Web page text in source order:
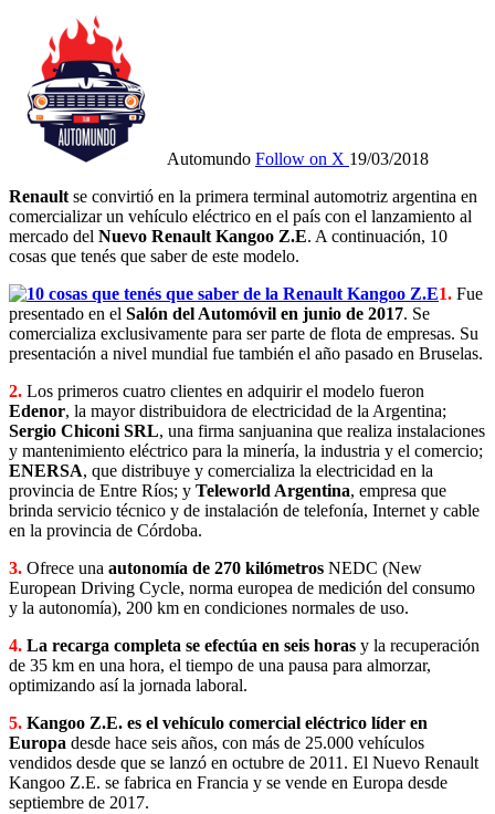
Automundo Follow on X 19/03/2018
Renault se convirtió en la primera terminal automotriz argentina en
comercializar un vehículo eléctrico en el país con el lanzamiento al
mercado del Nuevo Renault Kangoo Z.E. A continuación, 10
cosas que tenés que saber de este modelo.
1. Fue
presentado en el Salón del Automóvil en junio de 2017. Se
comercializa exclusivamente para ser parte de flota de empresas. Su
presentación a nivel mundial fue también el año pasado en Bruselas.
2. Los primeros cuatro clientes en adquirir el modelo fueron
Edenor, la mayor distribuidora de electricidad de la Argentina;
Sergio Chiconi SRL, una firma sanjuanina que realiza instalaciones
y mantenimiento eléctrico para la minería, la industria y el comercio;
ENERSA, que distribuye y comercializa la electricidad en la
provincia de Entre Ríos; y Teleworld Argentina, empresa que
brinda servicio técnico y de instalación de telefonía, Internet y cable
en la provincia de Córdoba.
3. Ofrece una autonomía de 270 kilómetros NEDC (New
European Driving Cycle, norma europea de medición del consumo
y la autonomía), 200 km en condiciones normales de uso.
4. La recarga completa se efectúa en seis horas y la recuperación
de 35 km en una hora, el tiempo de una pausa para almorzar,
optimizando así la jornada laboral.
5. Kangoo Z.E. es el vehículo comercial eléctrico líder en
Europa desde hace seis años, con más de 25.000 vehículos
vendidos desde que se lanzó en octubre de 2011. El Nuevo Renault
Kangoo Z.E. se fabrica en Francia y se vende en Europa desde
septiembre de 2017.